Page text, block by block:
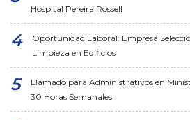
Hospital Pereira Rossell
Oportunidad Laboral: Empresa
Limpieza en Edificios
Llamado para Administrativos en
30 Horas Semanales